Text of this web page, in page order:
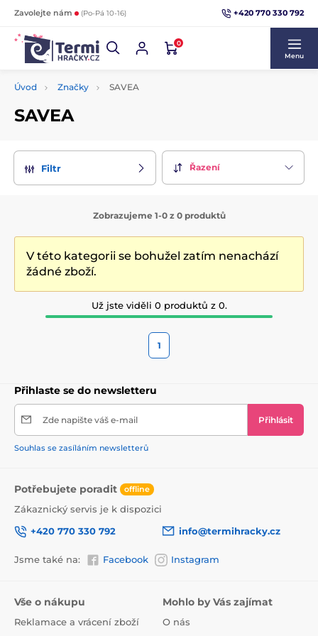
Zavolejte nám (Po-Pá 10-16) +420 770 330 792
0
Menu
Úvod Značky SAVEA
SAVEA
Filtr Řazení
Zobrazujeme 1-0 z 0 produktů
V této kategorii se bohužel zatím nenachází
žádné zboží.
Už jste viděli 0 produktů z 0.
1
Přihlaste se do newsletteru
Zde napište váš e-mail Přihlásit
Souhlas se zasíláním newsletterů
Potřebujete poradit offline
Zákaznický servis je k dispozici
+420 770 330 792
info@termihracky.cz
Jsme také na: Facebook Instagram
Vše o nákupu
Reklamace a vrácení zboží
Mohlo by Vás zajímat
O nás